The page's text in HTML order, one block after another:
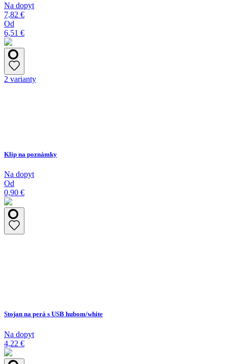
Na dopyt
7,82 €
Od
6,51 €
2 varianty
Klip na poznámky
Na dopyt
Od
0,90 €
Stojan na perá s USB hubom/white
Na dopyt
4,22 €